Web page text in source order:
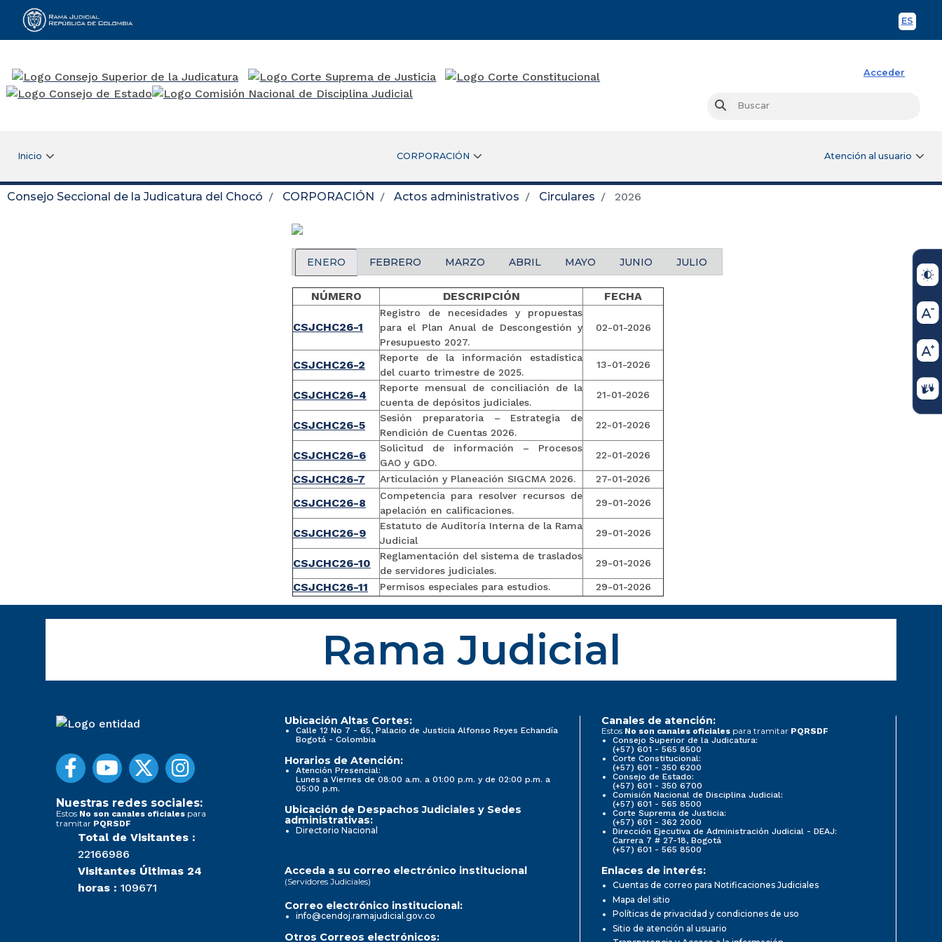
ES
Rama Judicial
Acceder
Buscar
Inicio CORPORACIÓN Atención al usuario
Consejo Seccional de la Judicatura del Chocó CORPORACIÓN Actos administrativos Circulares 2026
ENERO FEBRERO MARZO ABRIL MAYO JUNIO JULIO
NÚMERO DESCRIPCIÓN FECHA
CSJCHC26-1
Registro de necesidades y propuestas
para el Plan Anual de Descongestión y
Presupuesto 2027.
02-01-2026
CSJCHC26-2
Reporte de la información estadística
del cuarto trimestre de 2025.
13-01-2026
CSJCHC26-4
Reporte mensual de conciliación de la
cuenta de depósitos judiciales.
21-01-2026
CSJCHC26-5
Sesión preparatoria – Estrategia de
Rendición de Cuentas 2026.
22-01-2026
CSJCHC26-6
Solicitud de información – Procesos
GAO y GDO.
22-01-2026
CSJCHC26-7 Articulación y Planeación SIGCMA 2026. 27-01-2026
CSJCHC26-8
Competencia para resolver recursos de
apelación en calificaciones.
29-01-2026
CSJCHC26-9
Estatuto de Auditoría Interna de la Rama
Judicial
29-01-2026
CSJCHC26-10
Reglamentación del sistema de traslados
de servidores judiciales.
29-01-2026
CSJCHC26-11 Permisos especiales para estudios. 29-01-2026
Rama Judicial
Nuestras redes sociales:
Estos No son canales oficiales para
tramitar PQRSDF
Total de Visitantes :
22166986
Visitantes Últimas 24
horas : 109671
Ubicación Altas Cortes:
Calle 12 No 7 - 65, Palacio de Justicia Alfonso Reyes Echandía
Bogotá - Colombia
Horarios de Atención:
Atención Presencial:
Lunes a Viernes de 08:00 a.m. a 01:00 p.m. y de 02:00 p.m. a
05:00 p.m.
Ubicación de Despachos Judiciales y Sedes
administrativas:
Directorio Nacional
Canales de atención:
Estos No son canales oficiales para tramitar PQRSDF
Consejo Superior de la Judicatura:
(+57) 601 - 565 8500
Corte Constitucional:
(+57) 601 - 350 6200
Consejo de Estado:
(+57) 601 - 350 6700
Comisión Nacional de Disciplina Judicial:
(+57) 601 - 565 8500
Corte Suprema de Justicia:
(+57) 601 - 362 2000
Dirección Ejecutiva de Administración Judicial - DEAJ:
Carrera 7 # 27-18, Bogotá
(+57) 601 - 565 8500
Acceda a su correo electrónico institucional
(Servidores Judiciales)
Correo electrónico institucional:
info@cendoj.ramajudicial.gov.co
Otros Correos electrónicos:
Enlaces de interés:
Cuentas de correo para Notificaciones Judiciales
Mapa del sitio
Políticas de privacidad y condiciones de uso
Sitio de atención al usuario